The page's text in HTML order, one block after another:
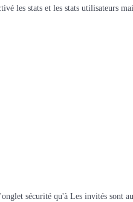
les stats et les stats utilisateurs
sécurité qu'à Les invités sont